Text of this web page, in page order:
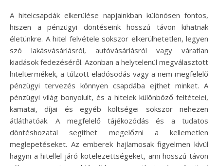
A hitelcsapdák elkerülése napjainkban különösen fontos,
hiszen a pénzügyi döntéseink hosszú távon kihatnak
életünkre. A hitel felvétele sokszor elkerülhetetlen, legyen
szó lakásvásárlásról, autóvásárlásról vagy váratlan
kiadások fedezéséről. Azonban a helytelenül megválasztott
hiteltermékek, a túlzott eladósodás vagy a nem megfelelő
pénzügyi tervezés könnyen csapdába ejthet minket. A
pénzügyi világ bonyolult, és a hitelek különböző feltételei,
kamatai, díjai és egyéb költségei sokszor nehezen
átláthatóak. A megfelelő tájékozódás és a tudatos
döntéshozatal segíthet megelőzni a kellemetlen
meglepetéseket. Az emberek hajlamosak figyelmen kívül
hagyni a hitellel járó kötelezettségeket, ami hosszú távon